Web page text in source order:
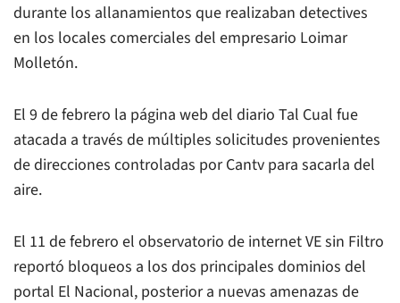
durante los allanamientos que realizaban detectives
en los locales comerciales del empresario Loimar
Molletón.
El 9 de febrero la página web del diario Tal Cual fue
atacada a través de múltiples solicitudes provenientes
de direcciones controladas por Cantv para sacarla del
aire.
El 11 de febrero el observatorio de internet VE sin Filtro
reportó bloqueos a los dos principales dominios del
portal El Nacional, posterior a nuevas amenazas de